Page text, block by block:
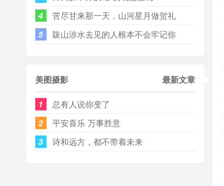
4
苦尽甘来那一天，山河星月做贺礼
5
跋山涉水去见的人根本不会牢记你
美图摄影 最新文章
1
总有人说你变了
2
平安喜乐 万事胜意
3
诗和远方，都不带着未来